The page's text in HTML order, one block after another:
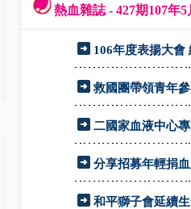
熱血雜誌 - 427期107年5
106年度表揚大會
救國團帶領青年
二國家血液中心
分享招募年輕捐
和平獅子會延續